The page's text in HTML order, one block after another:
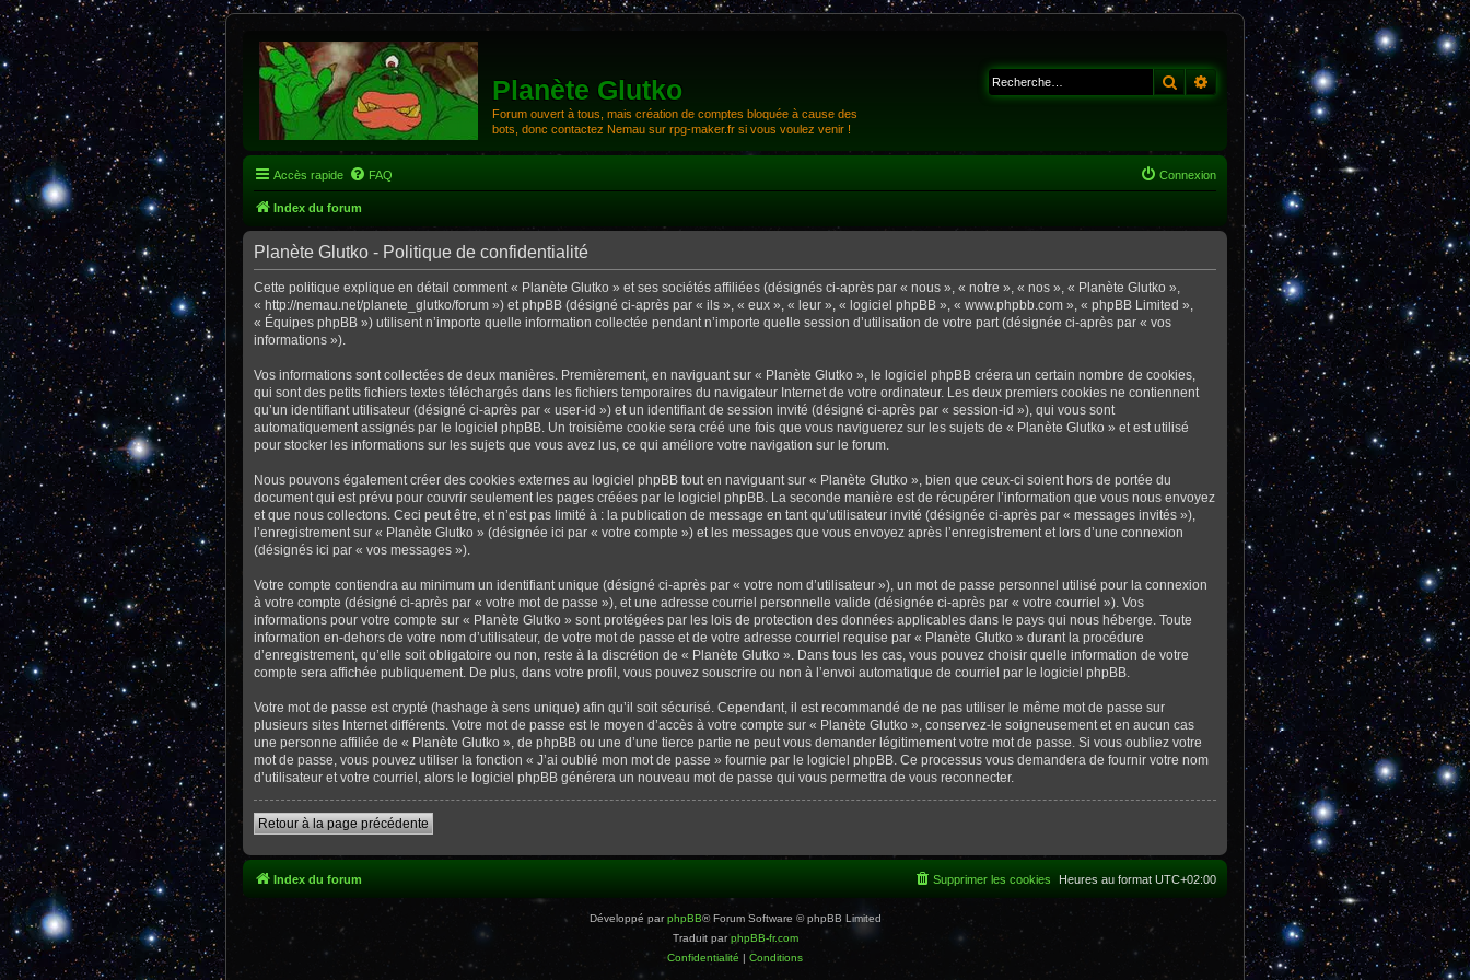
Planète Glutko
Forum ouvert à tous, mais création de comptes bloquée à cause des
bots, donc contactez Nemau sur rpg-maker.fr si vous voulez venir !
RechercherRecherche avancée
Accès rapide FAQ Connexion
Index du forum
Planète Glutko - Politique de confidentialité
Cette politique explique en détail comment « Planète Glutko » et ses sociétés affiliées (désignés ci-après par « nous », « notre », « nos », « Planète Glutko »,
« http://nemau.net/planete_glutko/forum ») et phpBB (désigné ci-après par « ils », « eux », « leur », « logiciel phpBB », « www.phpbb.com », « phpBB Limited »,
« Équipes phpBB ») utilisent n’importe quelle information collectée pendant n’importe quelle session d’utilisation de votre part (désignée ci-après par « vos
informations »).
Vos informations sont collectées de deux manières. Premièrement, en naviguant sur « Planète Glutko », le logiciel phpBB créera un certain nombre de cookies,
qui sont des petits fichiers textes téléchargés dans les fichiers temporaires du navigateur Internet de votre ordinateur. Les deux premiers cookies ne contiennent
qu’un identifiant utilisateur (désigné ci-après par « user-id ») et un identifiant de session invité (désigné ci-après par « session-id »), qui vous sont
automatiquement assignés par le logiciel phpBB. Un troisième cookie sera créé une fois que vous naviguerez sur les sujets de « Planète Glutko » et est utilisé
pour stocker les informations sur les sujets que vous avez lus, ce qui améliore votre navigation sur le forum.
Nous pouvons également créer des cookies externes au logiciel phpBB tout en naviguant sur « Planète Glutko », bien que ceux-ci soient hors de portée du
document qui est prévu pour couvrir seulement les pages créées par le logiciel phpBB. La seconde manière est de récupérer l’information que vous nous envoyez
et que nous collectons. Ceci peut être, et n’est pas limité à : la publication de message en tant qu’utilisateur invité (désignée ci-après par « messages invités »),
l’enregistrement sur « Planète Glutko » (désignée ici par « votre compte ») et les messages que vous envoyez après l’enregistrement et lors d’une connexion
(désignés ici par « vos messages »).
Votre compte contiendra au minimum un identifiant unique (désigné ci-après par « votre nom d’utilisateur »), un mot de passe personnel utilisé pour la connexion
à votre compte (désigné ci-après par « votre mot de passe »), et une adresse courriel personnelle valide (désignée ci-après par « votre courriel »). Vos
informations pour votre compte sur « Planète Glutko » sont protégées par les lois de protection des données applicables dans le pays qui nous héberge. Toute
information en-dehors de votre nom d’utilisateur, de votre mot de passe et de votre adresse courriel requise par « Planète Glutko » durant la procédure
d’enregistrement, qu’elle soit obligatoire ou non, reste à la discrétion de « Planète Glutko ». Dans tous les cas, vous pouvez choisir quelle information de votre
compte sera affichée publiquement. De plus, dans votre profil, vous pouvez souscrire ou non à l’envoi automatique de courriel par le logiciel phpBB.
Votre mot de passe est crypté (hashage à sens unique) afin qu’il soit sécurisé. Cependant, il est recommandé de ne pas utiliser le même mot de passe sur
plusieurs sites Internet différents. Votre mot de passe est le moyen d’accès à votre compte sur « Planète Glutko », conservez-le soigneusement et en aucun cas
une personne affiliée de « Planète Glutko », de phpBB ou une d’une tierce partie ne peut vous demander légitimement votre mot de passe. Si vous oubliez votre
mot de passe, vous pouvez utiliser la fonction « J’ai oublié mon mot de passe » fournie par le logiciel phpBB. Ce processus vous demandera de fournir votre nom
d’utilisateur et votre courriel, alors le logiciel phpBB générera un nouveau mot de passe qui vous permettra de vous reconnecter.
Retour à la page précédente
Index du forum Heures au format UTC+02:00
Supprimer les cookies
Développé parphpBB® Forum Software © phpBB Limited
Traduit parphpBB-fr.com
Confidentialité | Conditions